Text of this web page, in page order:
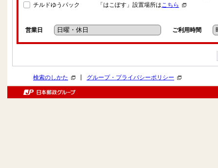
チルドゆうパック
「はこぽす」設置場所はこちら
営業日 ご利用時間
検索のしかた グループ・プライバシーポリシー